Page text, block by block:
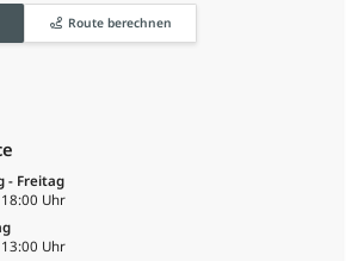
Route berechnen
- Freitag
Uhr
Uhr